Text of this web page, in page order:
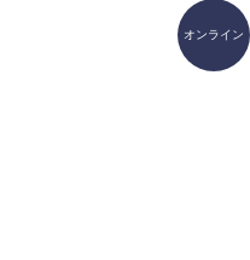
オンライン